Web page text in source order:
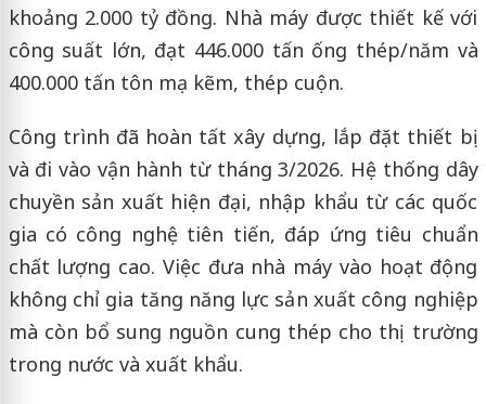
khoảng 2.000 tỷ đồng. Nhà máy được thiết kế với
công suất lớn, đạt 446.000 tấn ống thép/năm và
400.000 tấn tôn mạ kẽm, thép cuộn.
Công trình đã hoàn tất xây dựng, lắp đặt thiết bị
và đi vào vận hành từ tháng 3/2026. Hệ thống dây
chuyền sản xuất hiện đại, nhập khẩu từ các quốc
gia có công nghệ tiên tiến, đáp ứng tiêu chuẩn
chất lượng cao. Việc đưa nhà máy vào hoạt động
không chỉ gia tăng năng lực sản xuất công nghiệp
mà còn bổ sung nguồn cung thép cho thị trường
trong nước và xuất khẩu.